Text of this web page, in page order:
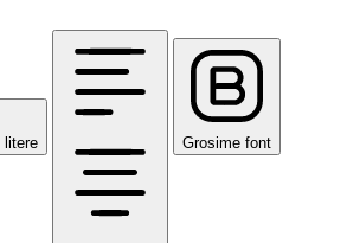
litere Grosime font